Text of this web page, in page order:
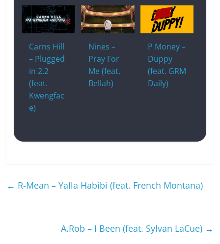
Carns Hill
– Plugged
in 2.2
(feat.
Kwengfac
e)
Nines –
Pray For
Me (feat.
Bellah)
P Money –
Duppy
(feat. GRM
Daily)
← R-Mean – Yalla Habibi (feat. French Montana)
A.Rob – I Been (feat. Sylvan LaCue) →